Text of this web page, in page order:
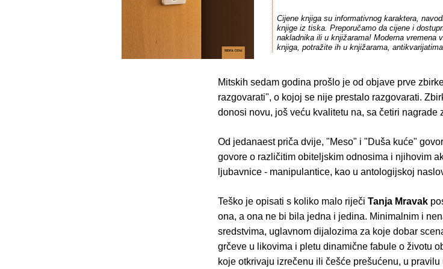
Cijene knjiga su informativnog karaktera,
knjige iz tiska. Preporučamo da cijene i
nakladnika ili u knjižarama! Moderna vremena
knjiga, potražite ih u knjižarama,
Mitskih sedam godina prošlo je od objave prve
razgovarati", o kojoj se nije prestalo razgovarati.
donosi novu, još veću kvalitetu na, sa četiri nagrade
Od jedanaest priča dvije, "Meso" i "Duša kuće"
govore o različitim obiteljskim odnosima i njihovim
ljubavnice - manipulantice, kao u antologijskoj
Teško je opisati s koliko malo riječi Tanja Mravak
ona, a ona ne bi bila jedna i jedina. Minimalnim i
sredstvima, uglavnom dijalozima za koje dobar
grčeve u likovima i pletu dinamične fabule o životu
koje otkrivaju izrečenu ili češće prešućenu, u